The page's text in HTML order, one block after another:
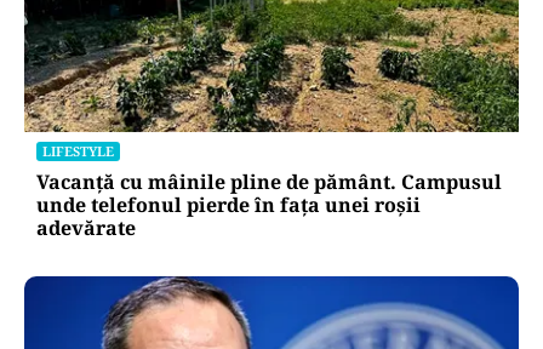
LIFESTYLE
Vacanță cu mâinile pline de pământ. Campusul
unde telefonul pierde în fața unei roșii
adevărate